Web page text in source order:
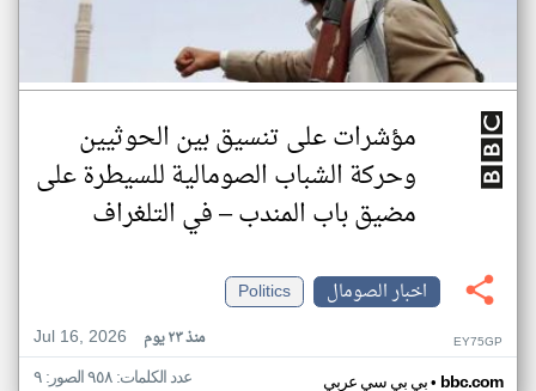
مؤشرات على تنسيق بين الحوثيين
وحركة الشباب الصومالية للسيطرة على
مضيق باب المندب – في التلغراف
اخبار الصومال
Politics
Jul 16, 2026
منذ ٢٣ يوم EY75GP
بي بي سي عربي• bbc.com عدد الكلمات: ٩٥٨ الصور: ٩